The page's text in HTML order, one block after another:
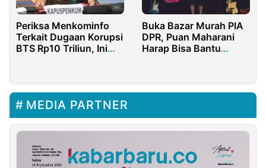
Periksa Menkominfo
Terkait Dugaan Korupsi
BTS Rp10 Triliun, Ini
Buka Bazar Murah PIA
DPR, Puan Maharani
Harap Bisa Bantu
MEDIA PARTNER